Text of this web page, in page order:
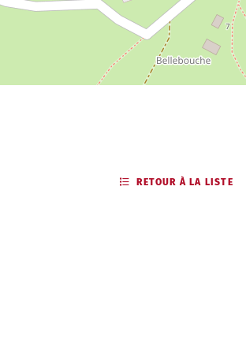
RETOUR À LA LISTE